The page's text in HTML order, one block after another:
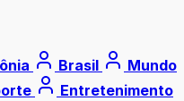
Brasil
Mundo
Entretenimento